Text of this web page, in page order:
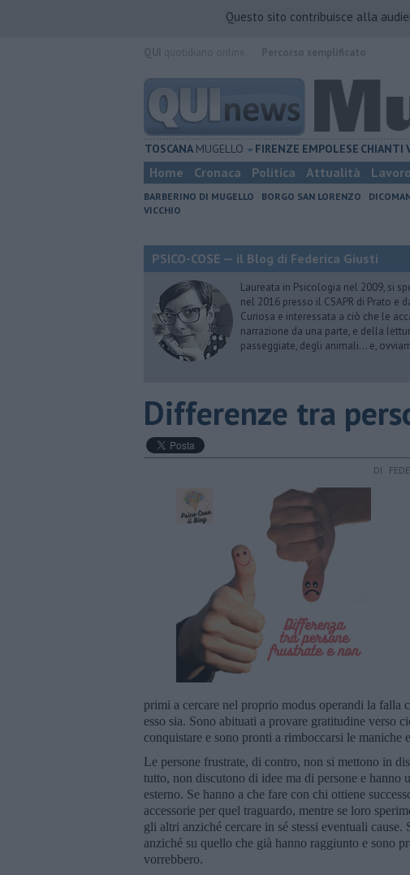
Questo sito contribuisce alla
TOSCANA MUGELLO FIRENZE EMPOLESE CHIANTI
Home Cronaca Politica Attualità Lavoro
BARBERINO DI MUGELLO BORGO SAN LORENZO
VICCHIO
PSICO-COSE — il Blog di Federica Giusti
Laureata in Psicologia nel 2009, si
nel 2016 presso il CSAPR di Prato
Curiosa e interessata a ciò che le
narrazione da una parte, e della
passeggiate, degli animali… e,
​Differenze tra
DI
primi a cercare nel proprio modus operandi la
esso sia. Sono abituati a provare gratitudine verso
conquistare e sono pronti a rimboccarsi le
Le persone frustrate, di contro, non si mettono in
tutto, non discutono di idee ma di persone e hanno
esterno. Se hanno a che fare con chi ottiene
accessorie per quel traguardo, mentre se loro
gli altri anziché cercare in sé stessi eventuali
anziché su quello che già hanno raggiunto e sono
vorrebbero.